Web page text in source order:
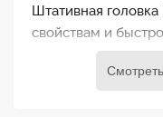
Ручка может
обеспечивает
Штативная
свойствам и
на внестудийных